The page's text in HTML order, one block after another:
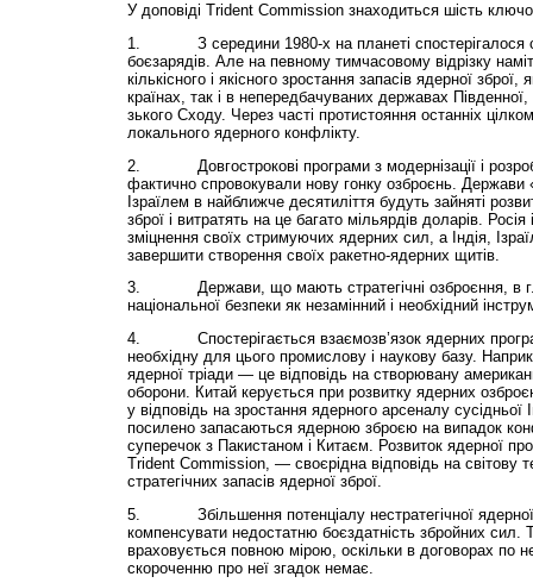
У доповіді Trident Commission знаходиться шість
1. З середини 1980-х на планеті спостерігалося
боєзарядів. Але на певному тимчасовому відрізку
кількісного і якісного зростання запасів ядерної зброї,
країнах, так і в непередбачуваних державах Південної,
зького Сходу. Через часті протистояння останніх
локального ядерного конфлікту.
2. Довгострокові програми з модернізації і
фактично спровокували нову гонку озброєнь. Держави
Ізраїлем в найближче десятиліття будуть зайняті
зброї і витратять на це багато мільярдів доларів.
зміцнення своїх стримуючих ядерних сил, а Індія,
завершити створення своїх ракетно-ядерних щитів.
3. Держави, що мають стратегічні озброєння, в
національної безпеки як незамінний і необхідний
4. Спостерігається взаємозв’язок ядерних
необхідну для цього промислову і наукову базу.
ядерної тріади — це відповідь на створювану
оборони. Китай керується при розвитку ядерних
у відповідь на зростання ядерного арсеналу сусідньої
посилено запасаються ядерною зброєю на випадок
суперечок з Пакистаном і Китаєм. Розвиток ядерної
Trident Commission, — своєрідна відповідь на світову
стратегічних запасів ядерної зброї.
5. Збільшення потенціалу нестратегічної ядерної
компенсувати недостатню боєздатність збройних сил.
враховується повною мірою, оскільки в договорах по
скороченню про неї згадок немає.